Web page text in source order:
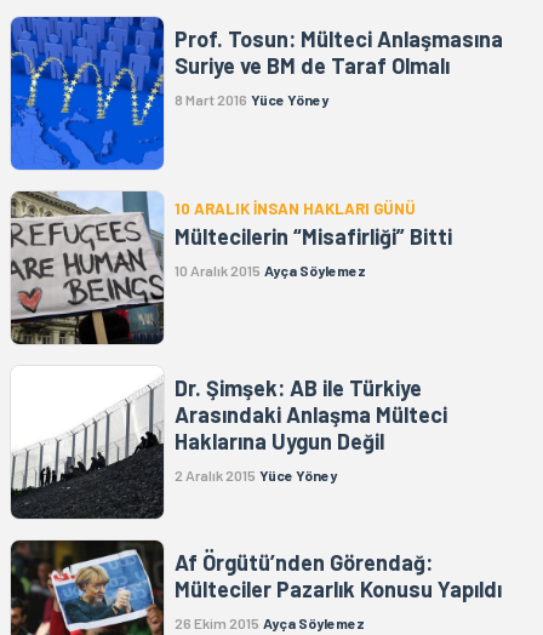
Prof. Tosun: Mülteci Anlaşmasına
Suriye ve BM de Taraf Olmalı
8 Mart 2016 Yüce Yöney
10 ARALIK İNSAN HAKLARI GÜNÜ
Mültecilerin “Misafirliği” Bitti
10 Aralık 2015 Ayça Söylemez
Dr. Şimşek: AB ile Türkiye
Arasındaki Anlaşma Mülteci
Haklarına Uygun Değil
2 Aralık 2015 Yüce Yöney
Af Örgütü’nden Görendağ:
Mülteciler Pazarlık Konusu Yapıldı
26 Ekim 2015 Ayça Söylemez